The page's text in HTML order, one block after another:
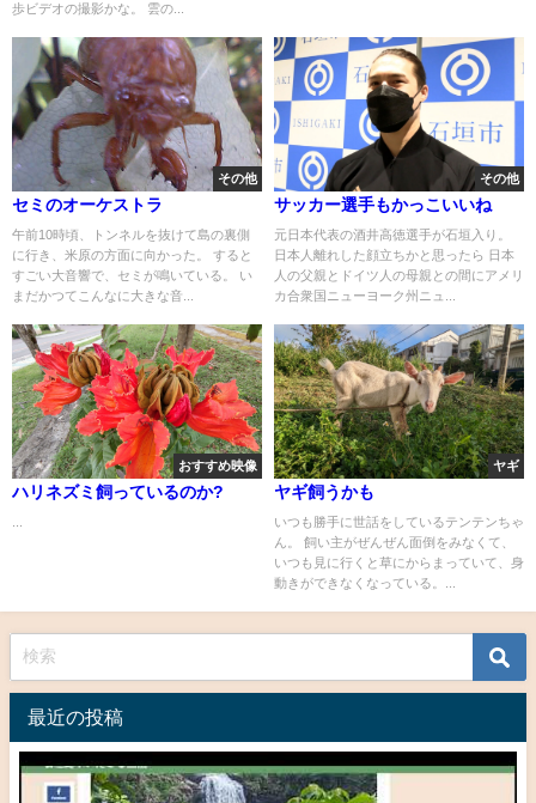
歩ビデオの撮影かな。 雲の...
その他
セミのオーケストラ
午前10時頃、トンネルを抜けて島の裏側
に行き、米原の方面に向かった。 すると
すごい大音響で、セミが鳴いている。 い
まだかつてこんなに大きな音...
その他
サッカー選手もかっこいいね
元日本代表の酒井高徳選手が石垣入り。
日本人離れした顔立ちかと思ったら 日本
人の父親とドイツ人の母親との間にアメリ
カ合衆国ニューヨーク州ニュ...
おすすめ映像
ハリネズミ飼っているのか?
ヤギ
ヤギ飼うかも
いつも勝手に世話をしているテンテンちゃ
ん。 飼い主がぜんぜん面倒をみなくて、
いつも見に行くと草にからまっていて、身
動きができなくなっている。...
最近の投稿